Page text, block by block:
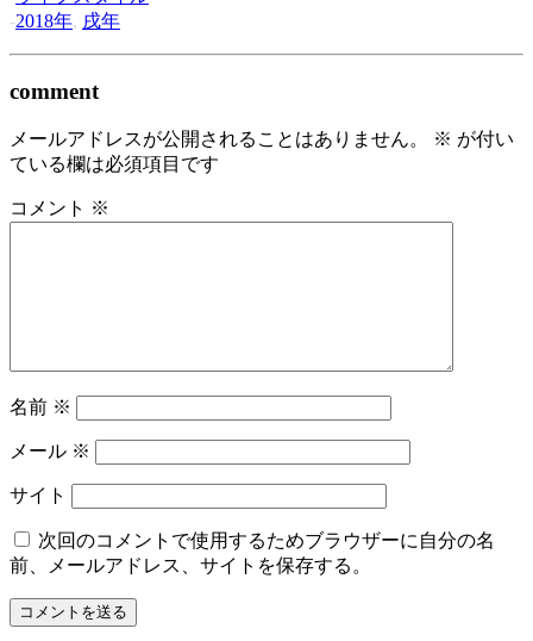
-2018年, 戌年
comment
メールアドレスが公開されることはありません。 ※ が付い
ている欄は必須項目です
コメント ※
名前 ※
メール ※
サイト
次回のコメントで使用するためブラウザーに自分の名
前、メールアドレス、サイトを保存する。